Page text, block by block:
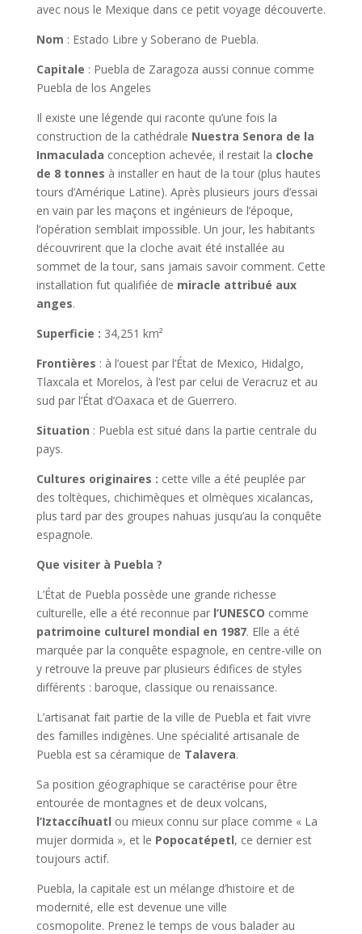
avec nous le Mexique dans ce petit voyage découverte.
Nom : Estado Libre y Soberano de Puebla.
Capitale : Puebla de Zaragoza aussi connue comme
Puebla de los Angeles
Il existe une légende qui raconte qu’une fois la
construction de la cathédrale Nuestra Senora de la
Inmaculada conception achevée, il restait la cloche
de 8 tonnes à installer en haut de la tour (plus hautes
tours d’Amérique Latine). Après plusieurs jours d’essai
en vain par les maçons et ingénieurs de l’époque,
l’opération semblait impossible. Un jour, les habitants
découvrirent que la cloche avait été installée au
sommet de la tour, sans jamais savoir comment. Cette
installation fut qualifiée de miracle attribué aux
anges.
Superficie : 34,251 km²
Frontières : à l’ouest par l’État de Mexico, Hidalgo,
Tlaxcala et Morelos, à l’est par celui de Veracruz et au
sud par l’État d’Oaxaca et de Guerrero.
Situation : Puebla est situé dans la partie centrale du
pays.
Cultures originaires : cette ville a été peuplée par
des toltèques, chichimèques et olmèques xicalancas,
plus tard par des groupes nahuas jusqu’au la conquête
espagnole.
Que visiter à Puebla ?
L’État de Puebla possède une grande richesse
culturelle, elle a été reconnue par l’UNESCO comme
patrimoine culturel mondial en 1987. Elle a été
marquée par la conquête espagnole, en centre-ville on
y retrouve la preuve par plusieurs édifices de styles
différents : baroque, classique ou renaissance.
L’artisanat fait partie de la ville de Puebla et fait vivre
des familles indigènes. Une spécialité artisanale de
Puebla est sa céramique de Talavera.
Sa position géographique se caractérise pour être
entourée de montagnes et de deux volcans,
l’Iztaccíhuatl ou mieux connu sur place comme « La
mujer dormida », et le Popocatépetl, ce dernier est
toujours actif.
Puebla, la capitale est un mélange d’histoire et de
modernité, elle est devenue une ville
cosmopolite. Prenez le temps de vous balader au